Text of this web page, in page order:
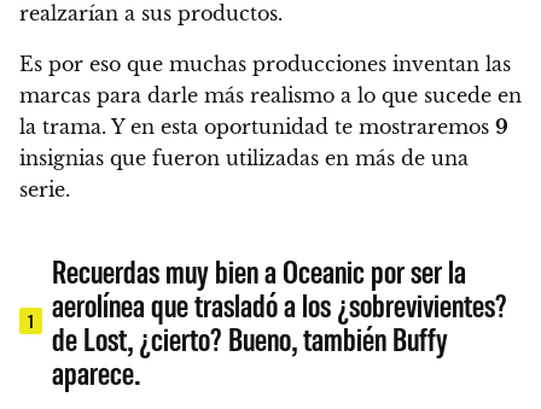
realzarían a sus productos.
Es por eso que muchas producciones inventan las
marcas para darle más realismo a lo que sucede en
la trama. Y en esta oportunidad te mostraremos 9
insignias que fueron utilizadas en más de una
serie.
1
Recuerdas muy bien a Oceanic por ser la
aerolínea que trasladó a los ¿sobrevivientes?
de Lost, ¿cierto? Bueno, también Buffy
aparece.